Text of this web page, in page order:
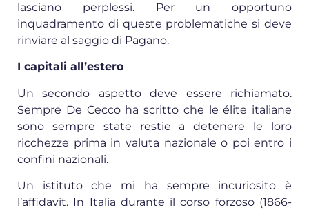
lasciano perplessi. Per un opportuno
inquadramento di queste problematiche si deve
rinviare al saggio di Pagano.
I capitali all’estero
Un secondo aspetto deve essere richiamato.
Sempre De Cecco ha scritto che le élite italiane
sono sempre state restie a detenere le loro
ricchezze prima in valuta nazionale o poi entro i
confini nazionali.
Un istituto che mi ha sempre incuriosito è
l’affidavit. In Italia durante il corso forzoso (1866-